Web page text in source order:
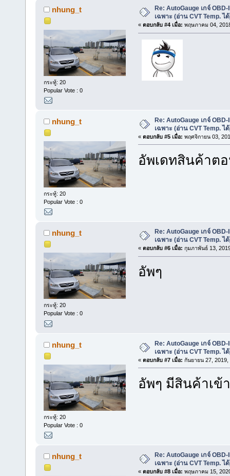
nhung_t
กระทู้: 20
Popular Vote : 0
Re: AutoGauge เกจ์
เฉพาะ (อ่าน CVT Temp. ไ
« ตอบกลับ #4 เมื่อ: พฤษภาคม 04,
nhung_t
กระทู้: 20
Popular Vote : 0
Re: AutoGauge เกจ์
เฉพาะ (อ่าน CVT Temp. ไ
« ตอบกลับ #5 เมื่อ: พฤศจิกายน 03,
อัพเดทสินค้าต
nhung_t
กระทู้: 20
Popular Vote : 0
Re: AutoGauge เกจ์
เฉพาะ (อ่าน CVT Temp. ไ
« ตอบกลับ #6 เมื่อ: กุมภาพันธ์ 13,
อัพๆ
nhung_t
กระทู้: 20
Popular Vote : 0
Re: AutoGauge เกจ์
เฉพาะ (อ่าน CVT Temp. ไ
« ตอบกลับ #7 เมื่อ: กันยายน 27, 2019,
อัพๆ มีสินค้าเข้
nhung_t
Re: AutoGauge เกจ์
เฉพาะ (อ่าน CVT Temp. ไ
« ตอบกลับ #8 เมื่อ: พฤษภาคม 15,